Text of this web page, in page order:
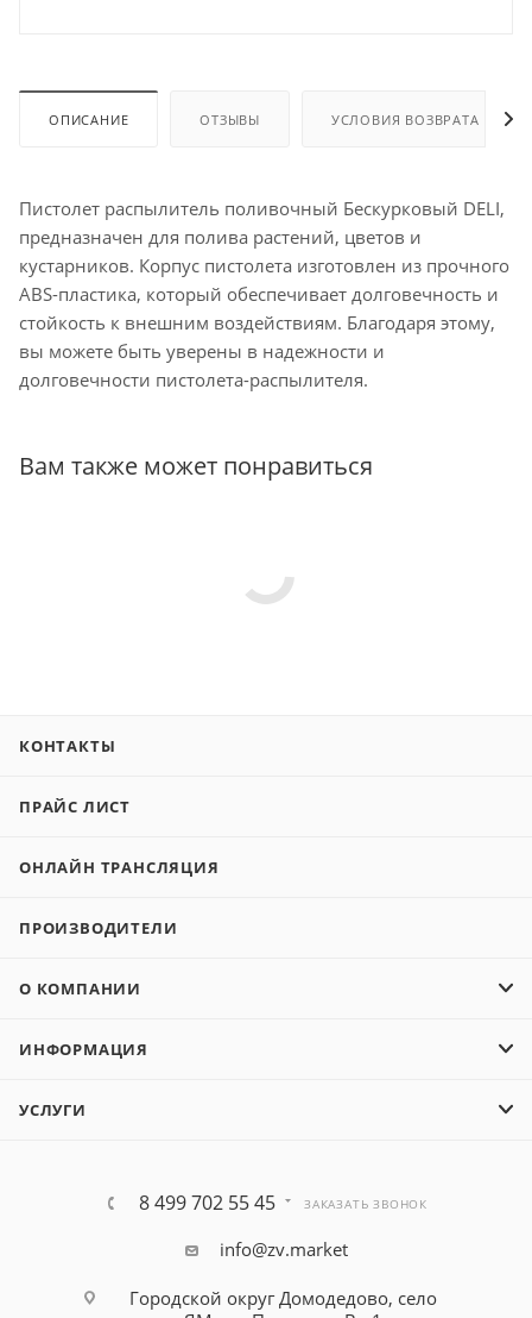
ОПИСАНИЕ ОТЗЫВЫ УСЛОВИЯ ВОЗВРАТА
Пистолет распылитель поливочный Бескурковый DЕLI,
предназначен для полива растений, цветов и
кустарников. Корпус пистолета изготовлен из прочного
ABS-пластика, который обеспечивает долговечность и
стойкость к внешним воздействиям. Благодаря этому,
вы можете быть уверены в надежности и
долговечности пистолета-распылителя.
Вам также может понравиться
КОНТАКТЫ
ПРАЙС ЛИСТ
ОНЛАЙН ТРАНСЛЯЦИЯ
ПРОИЗВОДИТЕЛИ
О КОМПАНИИ
ИНФОРМАЦИЯ
УСЛУГИ
8 499 702 55 45 ЗАКАЗАТЬ ЗВОНОК
info@zv.market
Городской округ Домодедово, село